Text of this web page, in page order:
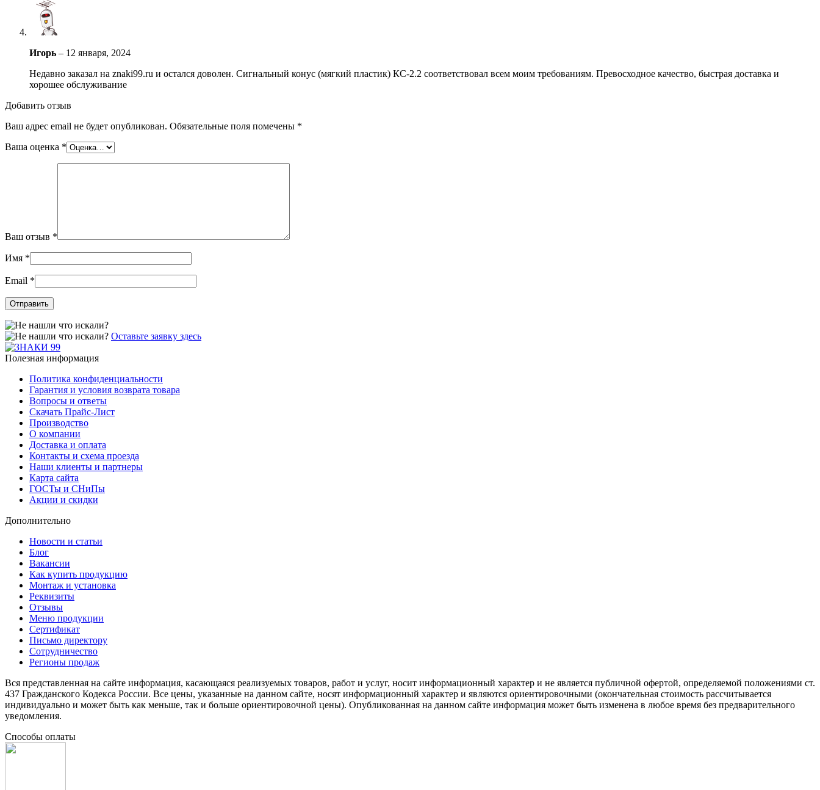
Игорь – 12 января, 2024
Недавно заказал на znaki99.ru и остался доволен. Сигнальный конус (мягкий пластик) КС-2.2 соответствовал всем моим требованиям. Превосходное качество, быстрая доставка и
хорошее обслуживание
Добавить отзыв
Ваш адрес email не будет опубликован. Обязательные поля помечены *
Ваша оценка *
Ваш отзыв *
Имя *
Email *
Оставьте заявку здесь
Полезная информация
Политика конфиденциальности
Гарантия и условия возврата товара
Вопросы и ответы
Скачать Прайс-Лист
Производство
О компании
Доставка и оплата
Контакты и схема проезда
Наши клиенты и партнеры
Карта сайта
ГОСТы и СНиПы
Акции и скидки
Дополнительно
Новости и статьи
Блог
Вакансии
Как купить продукцию
Монтаж и установка
Реквизиты
Отзывы
Меню продукции
Сертификат
Письмо директору
Сотрудничество
Регионы продаж
Вся представленная на сайте информация, касающаяся реализуемых товаров, работ и услуг, носит информационный характер и не является публичной офертой, определяемой положениями ст.
437 Гражданского Кодекса России. Все цены, указанные на данном сайте, носят информационный характер и являются ориентировочными (окончательная стоимость рассчитывается
индивидуально и может быть как меньше, так и больше ориентировочной цены). Опубликованная на данном сайте информация может быть изменена в любое время без предварительного
уведомления.
Способы оплаты